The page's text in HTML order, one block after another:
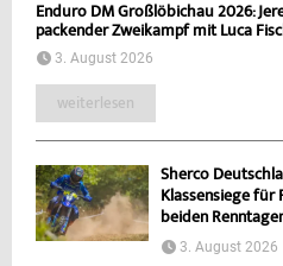
Enduro DM Großlöbichau 2026:
packender Zweikampf mit Luca
3. August 2026
weiterlesen
Sherco
Klassensiege für
beiden
3. August 2026